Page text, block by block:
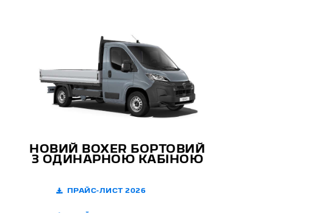
НОВИЙ BOXER БОРТОВИЙ
З ОДИНАРНОЮ КАБІНОЮ
ПРАЙС-ЛИСТ 2026